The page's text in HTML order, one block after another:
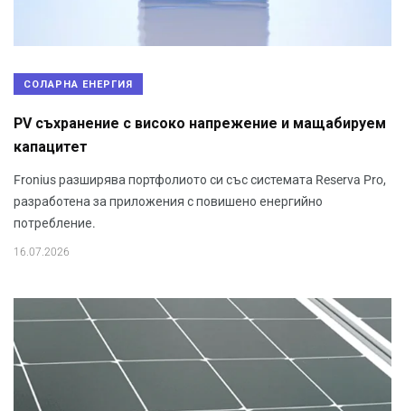
СОЛАРНА ЕНЕРГИЯ
PV съхранение с високо напрежение и мащабируем
капацитет
Fronius разширява портфолиото си със системата Reserva Pro,
разработена за приложения с повишено енергийно
потребление.
16.07.2026